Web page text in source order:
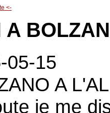
<-
A
05-15
A
je me